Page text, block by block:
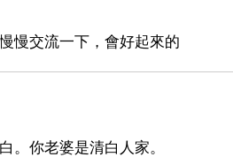
慢交流一下，會好起來的
。你老婆是清白人家。